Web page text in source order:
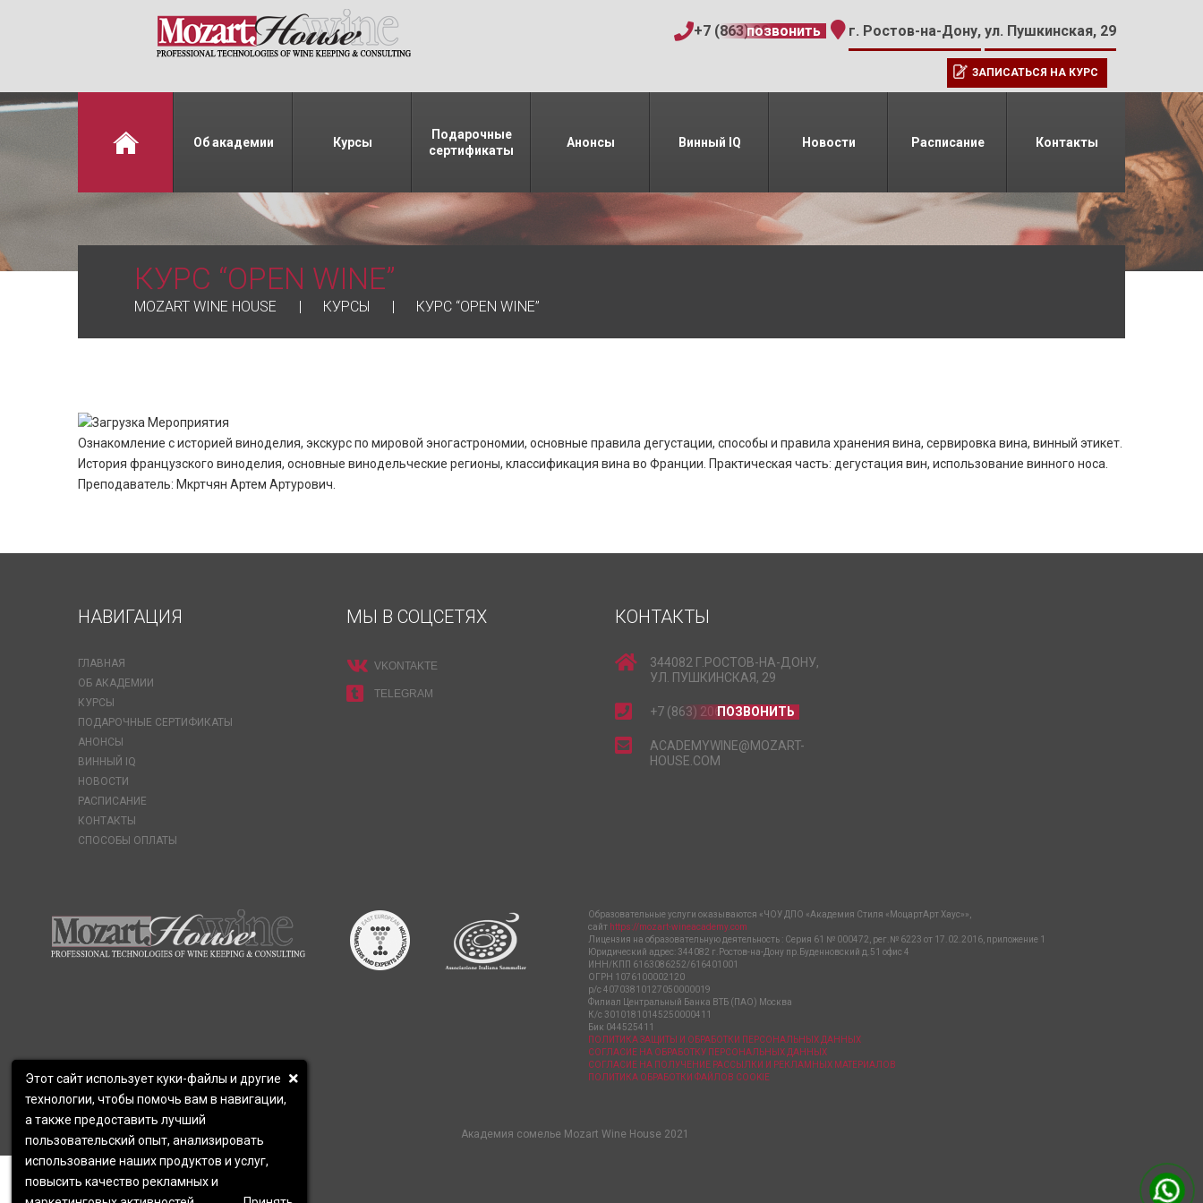
+7 (863) 206-15-15
позвонить г. Ростов-на-Дону, ул. Пушкинская, 29
ЗАПИСАТЬСЯ НА КУРС
Об академии Курсы
Подарочные
сертификаты
Анонсы Винный IQ Новости Расписание Контакты
КУРС “OPEN WINE”
MOZART WINE HOUSE КУРСЫ КУРС “OPEN WINE”
Ознакомление с историей виноделия, экскурс по мировой эногастрономии, основные правила дегустации, способы и правила хранения вина, сервировка вина, винный этикет.
История французского виноделия, основные винодельческие регионы, классификация вина во Франции. Практическая часть: дегустация вин, использование винного носа.
Преподаватель: Мкртчян Артем Артурович.
НАВИГАЦИЯ
ГЛАВНАЯ
ОБ АКАДЕМИИ
КУРСЫ
ПОДАРОЧНЫЕ СЕРТИФИКАТЫ
АНОНСЫ
ВИННЫЙ IQ
НОВОСТИ
РАСПИСАНИЕ
КОНТАКТЫ
СПОСОБЫ ОПЛАТЫ
МЫ В СОЦСЕТЯХ
VKONTAKTE
TELEGRAM
КОНТАКТЫ
344082 Г.РОСТОВ-НА-ДОНУ,
УЛ. ПУШКИНСКАЯ, 29
+7 (863) 206-15-15
ПОЗВОНИТЬ
ACADEMYWINE@MOZART-
HOUSE.COM
Образовательные услуги оказываются «ЧОУ ДПО «Академия Стиля «МоцартАрт Хаус»»,
сайт https://mozart-wineacademy.com
Лицензия на образовательную деятельность : Серия 61 № 000472, рег.№ 6223 от 17.02.2016, приложение 1
Юридический адрес: 344082 г.Ростов-на-Дону пр.Буденновский д.51 офис 4
ИНН/КПП 6163086252/616401001
ОГРН 1076100002120
р/с 40703810127050000019
Филиал Центральный Банка ВТБ (ПАО) Москва
К/с 30101810145250000411
Бик 044525411
ПОЛИТИКА ЗАЩИТЫ И ОБРАБОТКИ ПЕРСОНАЛЬНЫХ ДАННЫХ
СОГЛАСИЕ НА ОБРАБОТКУ ПЕРСОНАЛЬНЫХ ДАННЫХ
СОГЛАСИЕ НА ПОЛУЧЕНИЕ РАССЫЛКИ И РЕКЛАМНЫХ МАТЕРИАЛОВ
ПОЛИТИКА ОБРАБОТКИ ФАЙЛОВ COOKIE
Академия сомелье Mozart Wine House 2021
Этот сайт использует куки-файлы и другие
технологии, чтобы помочь вам в навигации,
а также предоставить лучший
пользовательский опыт, анализировать
использование наших продуктов и услуг,
повысить качество рекламных и
×
Мы свяжемся с вами в ближайшее
время.